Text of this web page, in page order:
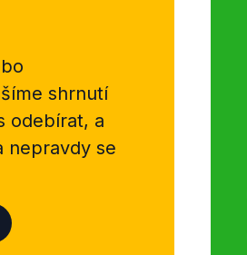
shrnutí
odebírat, a
nepravdy se